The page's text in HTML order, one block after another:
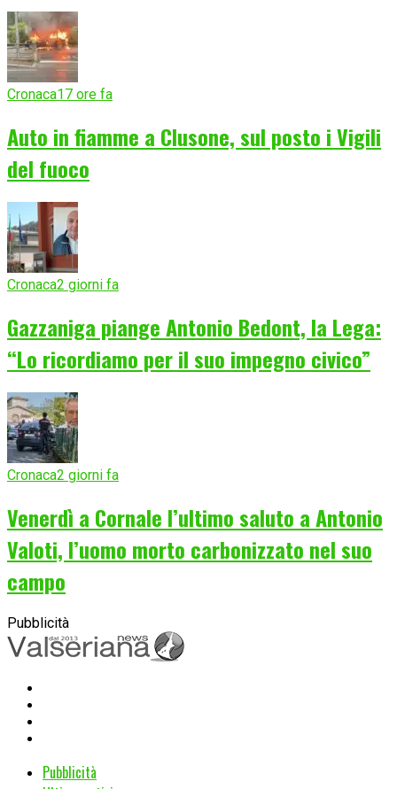
Cronaca17 ore fa
Auto in fiamme a Clusone, sul posto i Vigili
del fuoco
Cronaca2 giorni fa
Gazzaniga piange Antonio Bedont, la Lega:
“Lo ricordiamo per il suo impegno civico”
Cronaca2 giorni fa
Venerdì a Cornale l’ultimo saluto a Antonio
Valoti, l’uomo morto carbonizzato nel suo
campo
Pubblicità
Pubblicità